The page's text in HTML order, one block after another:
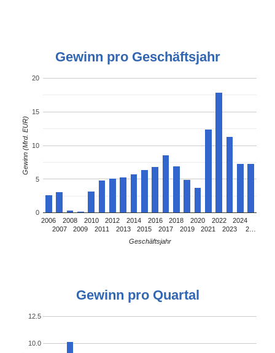
Gewinn pro Geschäftsjahr
2006
2007
2008
2009
2010
2011
2012
2013
2014
2015
2016
2017
2018
2019
2020
2021
2022
2023
2024
2…
0
5
10
15
20
Geschäftsjahr
Gewinn (Mrd. EUR)
Gewinn pro Quartal
10.0
12.5